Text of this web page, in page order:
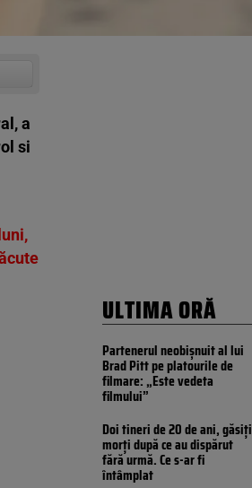
a
si
ULTIMA ORĂ
Partenerul neobișnuit al lui
Brad Pitt pe platourile de
filmare: „Este vedeta
filmului”
Doi tineri de 20 de ani, găsiți
morți după ce au dispărut
fără urmă. Ce s-ar fi
întâmplat